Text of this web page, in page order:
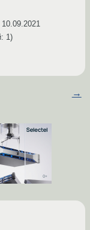
10.09.2021
1)
→